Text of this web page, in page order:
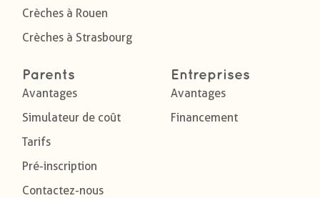
Crèches à Rouen
Crèches à Strasbourg
Parents
Avantages
Simulateur de coût
Tarifs
Pré-inscription
Contactez-nous
Entreprises
Avantages
Financement